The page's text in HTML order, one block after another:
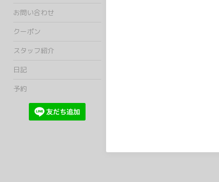
お問い合わせ
クーポン
スタッフ紹介
日記
予約